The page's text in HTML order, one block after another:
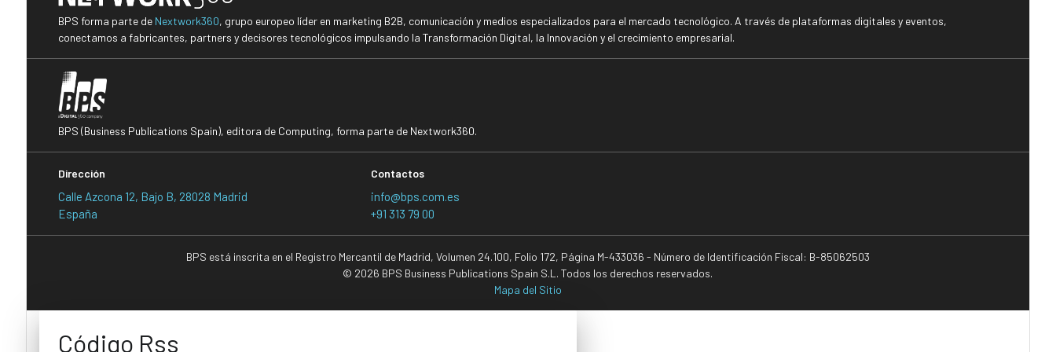
BPS forma parte de Nextwork360, grupo europeo líder en marketing B2B, comunicación y medios especializados para el mercado tecnológico. A través de plataformas digitales y eventos,
conectamos a fabricantes, partners y decisores tecnológicos impulsando la Transformación Digital, la Innovación y el crecimiento empresarial.
BPS (Business Publications Spain), editora de Computing, forma parte de Nextwork360.
Dirección
Calle Azcona 12, Bajo B, 28028 Madrid
España
Contactos
info@bps.com.es
+91 313 79 00
BPS está inscrita en el Registro Mercantil de Madrid, Volumen 24.100, Folio 172, Página M-433036 - Número de Identificación Fiscal: B-85062503
© 2026 BPS Business Publications Spain S.L. Todos los derechos reservados.
Mapa del Sitio
Código Rss